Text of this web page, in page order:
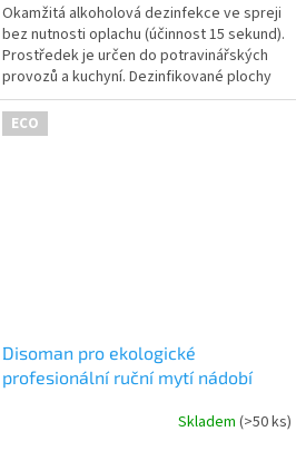
z
5
hvězdiček.
Okamžitá alkoholová dezinfekce ve spreji
bez nutnosti oplachu (účinnost 15 sekund).
Prostředek je určen do potravinářských
provozů a kuchyní. Dezinfikované plochy
mohou ihned...
ECO
Disoman pro ekologické
profesionální ruční mytí nádobí
Skladem (>50 ks)